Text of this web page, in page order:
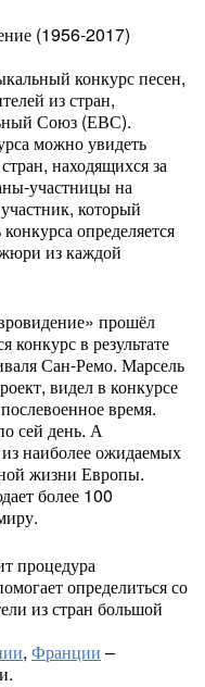
(1956-2017)
конкурс песен,
из стран,
Союз (ЕВС).
можно увидеть
находящихся за
участницы на
который
определяется
из каждой
прошёл
в результате
Сан-Ремо. Марсель
видел в конкурсе
время.
сей день. А
наиболее ожидаемых
жизни Европы.
более 100
процедура
определиться со
из стран большой
, Франции –